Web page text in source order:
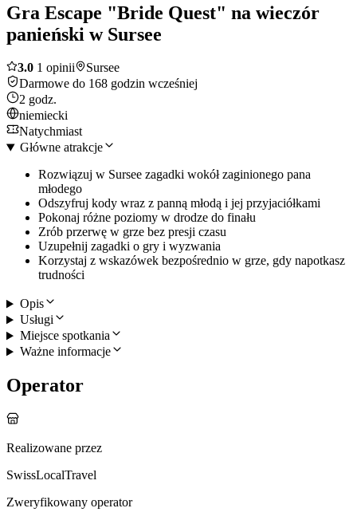
Gra Escape "Bride Quest" na wieczór
panieński w Sursee
3.0 1 opinii
Sursee
Darmowe do 168 godzin wcześniej
2 godz.
niemiecki
Natychmiast
Główne atrakcje
Rozwiązuj w Sursee zagadki wokół zaginionego pana
młodego
Odszyfruj kody wraz z panną młodą i jej przyjaciółkami
Pokonaj różne poziomy w drodze do finału
Zrób przerwę w grze bez presji czasu
Uzupełnij zagadki o gry i wyzwania
Korzystaj z wskazówek bezpośrednio w grze, gdy napotkasz
trudności
Opis
Usługi
Miejsce spotkania
Ważne informacje
Operator
Realizowane przez
SwissLocalTravel
Zweryfikowany operator